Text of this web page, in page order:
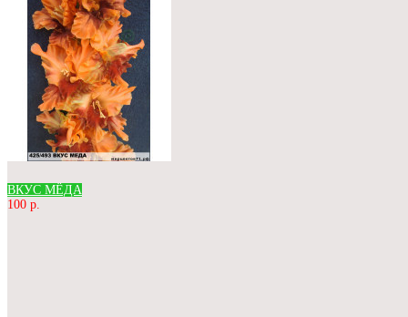
ВКУС МЁДА
100 р.